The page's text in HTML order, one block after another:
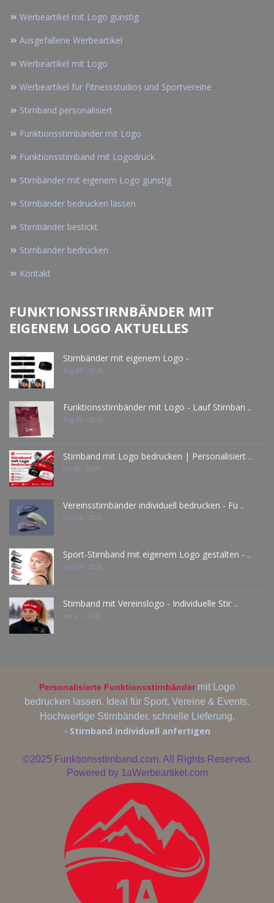
Werbeartikel mit Logo günstig
Ausgefallene Werbeartikel
Werbeartikel mit Logo
Werbeartikel für Fitnessstudios und Sportvereine
Stirnband personalisiert
Funktionsstirnbänder mit Logo
Funktionsstirnband mit Logodruck
Stirnbänder mit eigenem Logo günstig
Stirnbänder bedrucken lassen
Stirnbänder bestickt
Stirnbänder bedrucken
Kontakt
FUNKTIONSSTIRNBÄNDER MIT
EIGENEM LOGO AKTUELLES
Stirnbänder mit eigenem Logo -
Aug 05 - 2026
Funktionsstirnbänder mit Logo - Lauf Stirnban ..
Aug 05 - 2026
Stirnband mit Logo bedrucken | Personalisiert ..
Jul 20 - 2026
Vereinsstirnbänder individuell bedrucken - Fu ..
Jun 09 - 2026
Sport-Stirnband mit eigenem Logo gestalten - ..
Jun 09 - 2026
Stirnband mit Vereinslogo - Individuelle Stir ..
Apr 21 - 2026
Personalisierte Funktionsstirnbänder mit Logo
bedrucken lassen. Ideal für Sport, Vereine & Events.
Hochwertige Stirnbänder, schnelle Lieferung.
- Stirnband individuell anfertigen
©2025 Funktionsstirnband.com. All Rights Reserved.
Powered by 1aWerbeartikel.com